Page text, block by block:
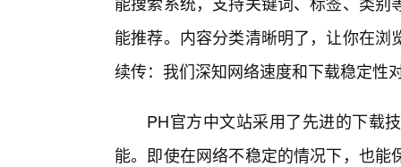
能推荐。内容分类清晰明了，让你在
续传：我们深知网络速度和下载稳定性
PH官方中文站采用了先进的下载
能。即使在网络不稳定的情况下，也